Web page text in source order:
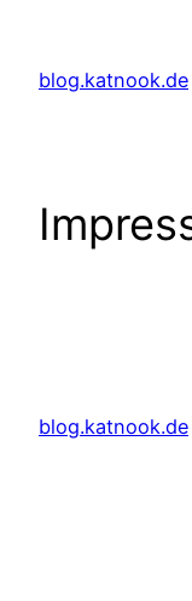
springen
blog.katnook.de
blog.katnook.de